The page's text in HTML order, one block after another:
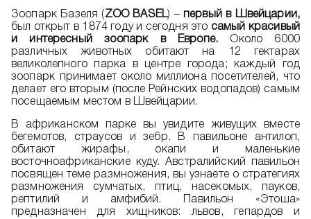
Зоопарк Базеля ( ZOO BASEL) – первый в Швейцарии,
был открыт в 1874 году и сегодня это самый красивый
и интересный зоопарк в Европе. Около 6000
различных животных обитают на 12 гектарах
великолепного парка в центре города; каждый год
зоопарк принимает около миллиона посетителей, что
делает его вторым (после Рейнских водопадов) самым
посещаемым местом в Швейцарии.
В африканском парке вы увидите живущих вместе
бегемотов, страусов и зебр. В павильоне антилоп,
обитают жирафы, окапи и маленькие
восточноафриканские куду. Австралийский павильон
посвящен теме размножения, вы узнаете о стратегиях
размножения сумчатых, птиц, насекомых, пауков,
рептилий и амфибий. Павильон «Этоша»
предназначен для хищников: львов, гепардов и